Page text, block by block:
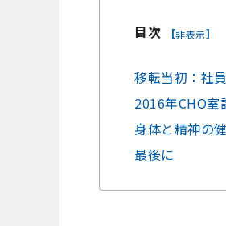
目次 [非表示]
移転当初：社
2016年CHO室
身体と精神の
最後に